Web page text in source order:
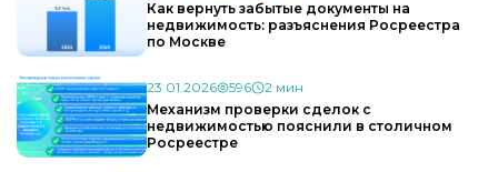
Как вернуть забытые документы на
недвижимость: разъяснения Росреестра
по Москве
23.01.2026 596
2 мин
Механизм проверки сделок с
недвижимостью пояснили в столичном
Росреестре